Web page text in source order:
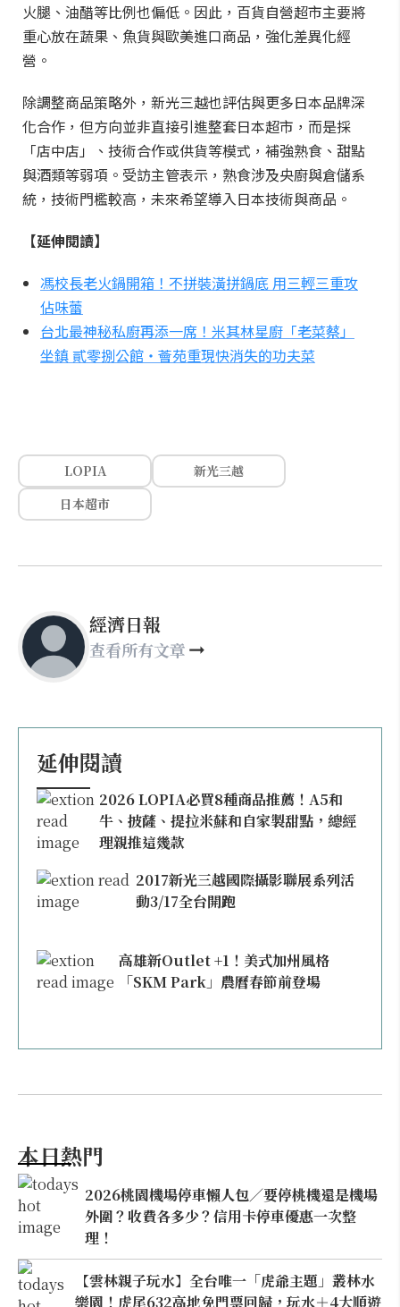
火腿、油醋等比例也偏低。因此，百貨自營超市主要將
重心放在蔬果、魚貨與歐美進口商品，強化差異化經
營。
除調整商品策略外，新光三越也評估與更多日本品牌深
化合作，但方向並非直接引進整套日本超市，而是採
「店中店」、技術合作或供貨等模式，補強熟食、甜點
與酒類等弱項。受訪主管表示，熟食涉及央廚與倉儲系
統，技術門檻較高，未來希望導入日本技術與商品。
【延伸閱讀】
馮校長老火鍋開箱！不拼裝潢拼鍋底 用三輕三重攻
佔味蕾
台北最神秘私廚再添一席！米其林星廚「老菜蔡」
坐鎮 貳零捌公館・薈苑重現快消失的功夫菜
LOPIA
新光三越
日本超市
經濟日報
查看所有文章
延伸閱讀
2026 LOPIA必買8種商品推薦！A5和
牛、披薩、提拉米蘇和自家製甜點，總經
理親推這幾款
2017新光三越國際攝影聯展系列活
動3/17全台開跑
高雄新Outlet +1！美式加州風格
「SKM Park」農曆春節前登場
本日熱門
2026桃園機場停車懶人包／要停桃機還是機場
外圍？收費各多少？信用卡停車優惠一次整
理！
【雲林親子玩水】全台唯一「虎爺主題」叢林水
樂園！虎尾632高地免門票回歸，玩水＋4大順遊